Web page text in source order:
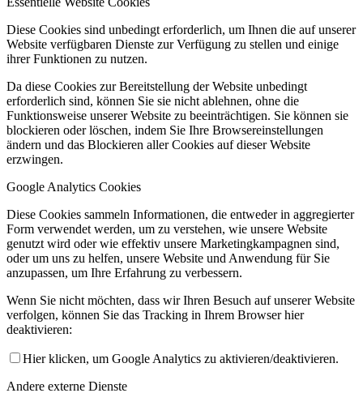
Diese Cookies sind unbedingt erforderlich, um Ihnen die auf unserer
Website verfügbaren Dienste zur Verfügung zu stellen und einige
ihrer Funktionen zu nutzen.
Da diese Cookies zur Bereitstellung der Website unbedingt
erforderlich sind, können Sie sie nicht ablehnen, ohne die
Funktionsweise unserer Website zu beeinträchtigen. Sie können sie
blockieren oder löschen, indem Sie Ihre Browsereinstellungen
ändern und das Blockieren aller Cookies auf dieser Website
erzwingen.
Google Analytics Cookies
Diese Cookies sammeln Informationen, die entweder in aggregierter
Form verwendet werden, um zu verstehen, wie unsere Website
genutzt wird oder wie effektiv unsere Marketingkampagnen sind,
oder um uns zu helfen, unsere Website und Anwendung für Sie
anzupassen, um Ihre Erfahrung zu verbessern.
Wenn Sie nicht möchten, dass wir Ihren Besuch auf unserer Website
verfolgen, können Sie das Tracking in Ihrem Browser hier
deaktivieren:
Hier klicken, um Google Analytics zu aktivieren/deaktivieren.
Andere externe Dienste